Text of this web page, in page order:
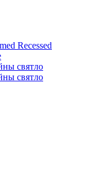
Recessed
святло
святло